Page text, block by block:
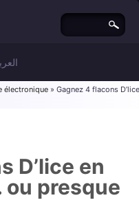
électronique » Gagnez 4 flacons D’lice
D’lice en
presque